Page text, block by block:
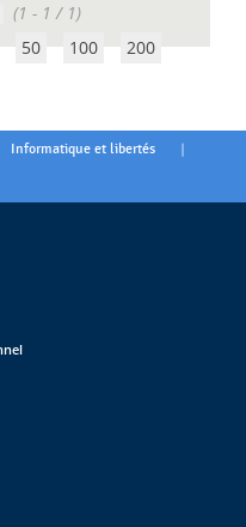
(1 - 1 / 1)
50 100 200
Informatique et libertés |